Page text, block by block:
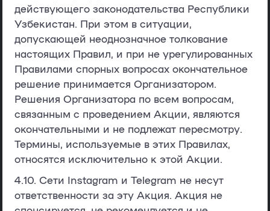
действующего законодательства Республики
Узбекистан. При этом в ситуации,
допускающей неоднозначное толкование
настоящих Правил, и при не урегулированных
Правилами спорных вопросах окончательное
решение принимается Организатором.
Решения Организатора по всем вопросам,
связанным с проведением Акции, являются
окончательными и не подлежат пересмотру.
Термины, используемые в этих Правилах,
относятся исключительно к этой Акции.
4.10. Сети Instagram и Telegram не несут
ответственности за эту Акция. Акция не